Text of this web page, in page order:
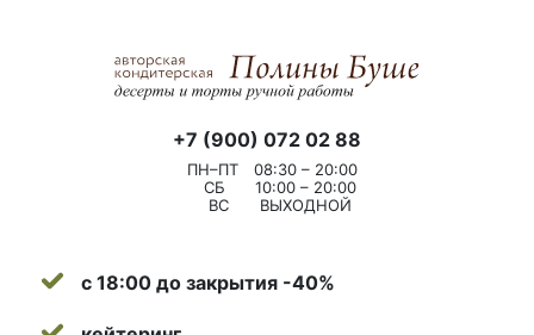
+7 (900) 072 02 88
ПН–ПТ
08:30 – 20:00
СБ
10:00 – 20:00
ВС
ВЫХОДНОЙ
с 18:00 до закрытия -40%